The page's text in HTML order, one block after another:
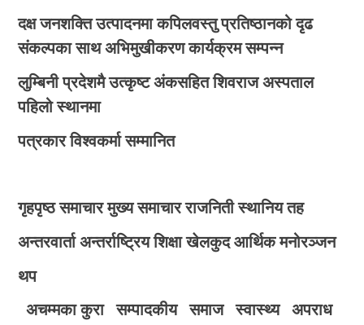
दक्ष जनशक्ति उत्पादनमा कपिलवस्तु प्रतिष्ठानको दृढ
संकल्पका साथ अभिमुखीकरण कार्यक्रम सम्पन्न
लुम्बिनी प्रदेशमै उत्कृष्ट अंकसहित शिवराज अस्पताल
पहिलो स्थानमा
पत्रकार विश्वकर्मा सम्मानित
गृहपृष्ठ समाचार मुख्य समाचार राजनिती स्थानिय तह
अन्तरवार्ता अन्तर्राष्ट्रिय शिक्षा खेलकुद आर्थिक मनोरञ्जन
थप
अचम्मका कुरा
सम्पादकीय समाज स्वास्थ्य
अपराध